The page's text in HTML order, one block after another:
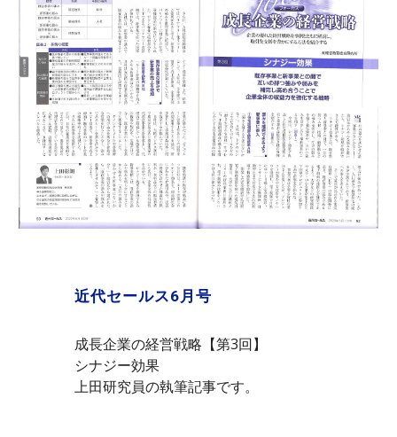
近代セールス6月号
成長企業の経営戦略【第3回】
シナジー効果
上田研究員の執筆記事です。